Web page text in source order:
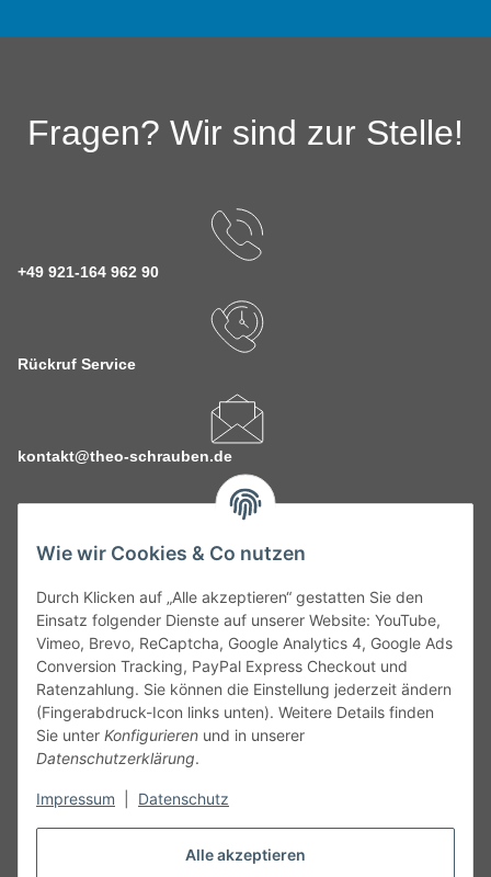
Alle akzeptieren
Wie wir Cookies & Co nutzen
Durch Klicken auf „Alle akzeptieren“ gestatten Sie den
Einsatz folgender Dienste auf unserer Website: YouTube,
Vimeo, Brevo, ReCaptcha, Google Analytics 4, Google Ads
Conversion Tracking, PayPal Express Checkout und
Ratenzahlung. Sie können die Einstellung jederzeit ändern
(Fingerabdruck-Icon links unten). Weitere Details finden
Sie unter Konfigurieren und in unserer
Datenschutzerklärung.
Impressum Datenschutz
Fragen? Wir sind zur Stelle!
+49 921-164 962 90
Rückruf Service
kontakt@theo-schrauben.de
Service
Gesetzliche Informationen
Alle technischen Angaben ohne Gewähr. Irrtümer und fehlerhafte
Angaben vorbehalten. Wenn Sie Datenblätter oder spezielle
unseren Kundenservice. Abbildungen der Artikel können